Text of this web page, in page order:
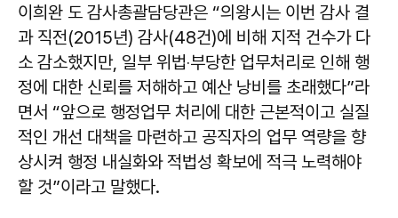
이희완 도 감사총괄담당관은 “의왕시는 이번 감사 결
과 직전(2015년) 감사(48건)에 비해 지적 건수가 다
소 감소했지만, 일부 위법‧부당한 업무처리로 인해 행
정에 대한 신뢰를 저해하고 예산 낭비를 초래했다”라
면서 “앞으로 행정업무 처리에 대한 근본적이고 실질
적인 개선 대책을 마련하고 공직자의 업무 역량을 향
상시켜 행정 내실화와 적법성 확보에 적극 노력해야
할 것”이라고 말했다.